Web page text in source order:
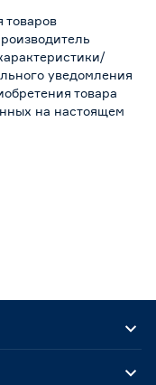
товаров
уведомления
товара
на настоящем